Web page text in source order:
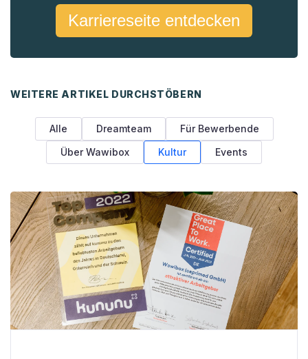
Karriereseite entdecken
WEITERE ARTIKEL DURCHSTÖBERN
Alle Dreamteam
Für Bewerbende
Über Wawibox
Kultur Events